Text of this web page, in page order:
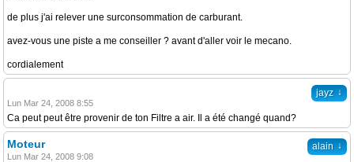
de plus j'ai relever une surconsommation de carburant.
avez-vous une piste a me conseiller ? avant d'aller voir le mecano.
cordialement
jayz ↓
Lun Mar 24, 2008 8:55
Ca peut peut être provenir de ton Filtre a air. Il a été changé quand?
alain ↓
Moteur
Lun Mar 24, 2008 9:08